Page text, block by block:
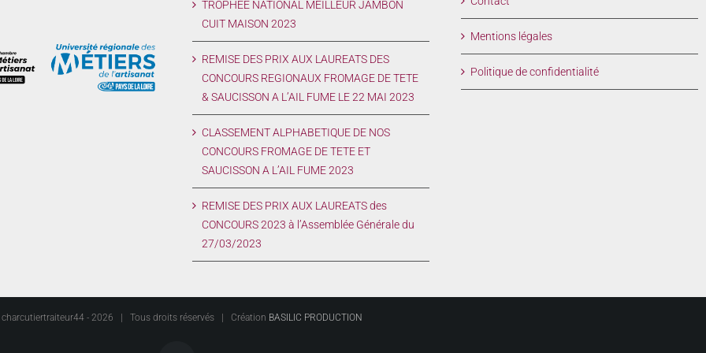
TROPHEE NATIONAL MEILLEUR JAMBON
CUIT MAISON 2023
REMISE DES PRIX AUX LAUREATS DES
CONCOURS REGIONAUX FROMAGE DE TETE
& SAUCISSON A L’AIL FUME LE 22 MAI 2023
CLASSEMENT ALPHABETIQUE DE NOS
CONCOURS FROMAGE DE TETE ET
SAUCISSON A L’AIL FUME 2023
REMISE DES PRIX AUX LAUREATS des
CONCOURS 2023 à l’Assemblée Générale du
27/03/2023
Mentions légales
Politique de confidentialité
- 2026 | Tous droits réservés | Création BASILIC PRODUCTION